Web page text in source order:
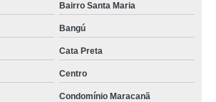
Bairro Santa Maria
Bangú
Cata Preta
Centro
Condomínio Maracanã